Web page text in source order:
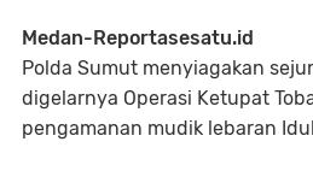
Medan-Reportasesatu.id
Polda Sumut menyiagakan
digelarnya Operasi Ketupat
pengamanan mudik lebaran